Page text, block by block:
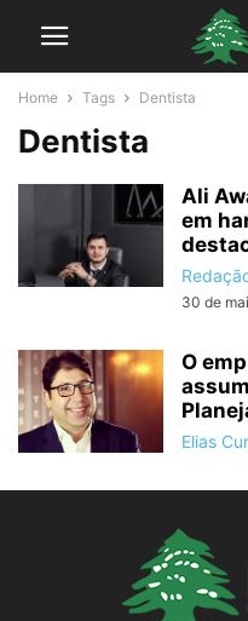
Home Tags Dentista
Dentista
Ali
em
30 de
O
Elias